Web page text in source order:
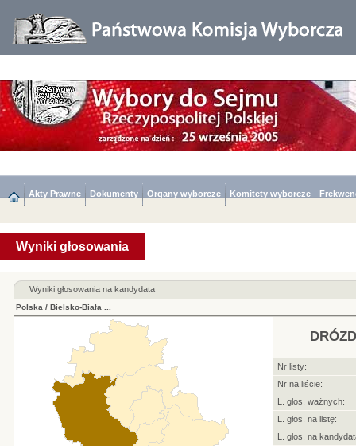
Akty Prawne Dokumenty Organy wyborcze Komitety wyborcze
Wyniki głosowania
Wyniki głosowania na kandydata
Polska / Bielsko-Biała
Nr listy:
Nr na liście:
L. głos. ważnych:
L. głos. na listę:
L. głos. na